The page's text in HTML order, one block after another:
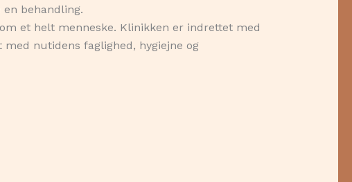
behandling.
et helt menneske. Klinikken er indrettet med
nutidens faglighed, hygiejne og